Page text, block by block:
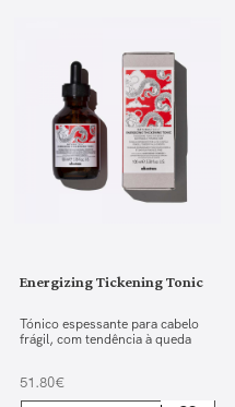
Energizing Tickening Tonic
Tónico espessante para cabelo
frágil, com tendência à queda
51.80€